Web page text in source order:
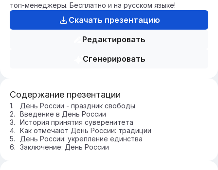
топ-менеджеры. Бесплатно и на русском языке!
Скачать презентацию
Редактировать
Сгенерировать
Содержание презентации
День России - праздник свободы
Введение в День России
История принятия суверенитета
Как отмечают День России: традиции
День России: укрепление единства
Заключение: День России